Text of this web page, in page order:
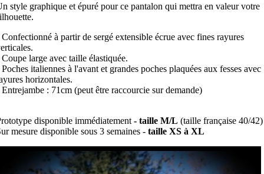
style graphique et épuré pour ce pantalon qui mettra en valeur votre
Confectionné à partir de sergé extensible écrue avec fines rayures
Coupe large avec taille élastiquée.
Poches italiennes à l'avant et grandes poches plaquées aux fesses avec
horizontales.
Entrejambe : 71cm (peut être raccourcie sur demande)
disponible immédiatement - taille M/L (taille française 40/42)
mesure disponible sous 3 semaines - taille XS à XL